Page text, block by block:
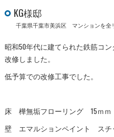
KG様邸
千葉県千葉市美浜区 マンションを全
昭和50年代に建てられた鉄筋コ
改修しました。
低予算での改修工事でした。
床 樺無垢フローリング 15ｍｍ
壁 エマルションペイント スチ